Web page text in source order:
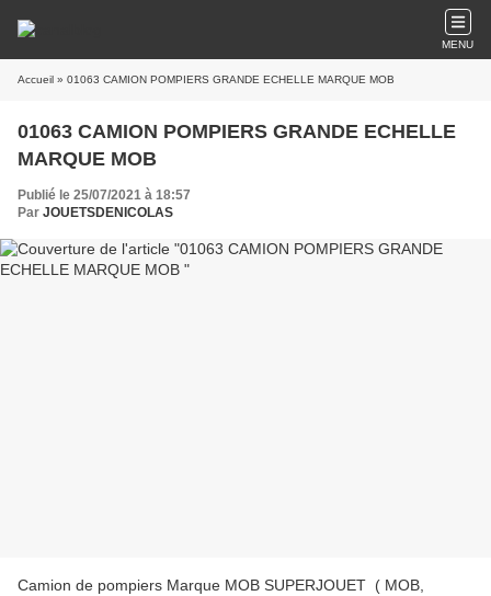
MENU
Accueil » 01063 CAMION POMPIERS GRANDE ECHELLE MARQUE MOB
01063 CAMION POMPIERS GRANDE ECHELLE
MARQUE MOB
Publié le 25/07/2021 à 18:57
Par JOUETSDENICOLAS
Camion de pompiers Marque MOB SUPERJOUET ( MOB,